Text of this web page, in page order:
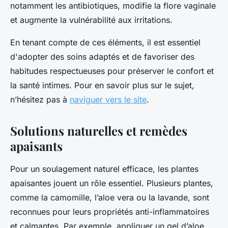
notamment les antibiotiques, modifie la flore vaginale
et augmente la vulnérabilité aux irritations.
En tenant compte de ces éléments, il est essentiel
d'adopter des soins adaptés et de favoriser des
habitudes respectueuses pour préserver le confort et
la santé intimes. Pour en savoir plus sur le sujet,
n’hésitez pas à naviguer vers le site.
Solutions naturelles et remèdes
apaisants
Pour un soulagement naturel efficace, les plantes
apaisantes jouent un rôle essentiel. Plusieurs plantes,
comme la camomille, l’aloe vera ou la lavande, sont
reconnues pour leurs propriétés anti-inflammatoires